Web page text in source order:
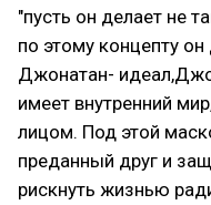
"пусть он делает не
по этому концепту он
Джонатан-
имеет внутренний
лицом. Под этой
преданный друг и
рискнуть жизнью